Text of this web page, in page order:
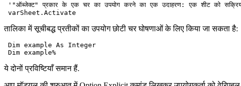
'"ऑब्जेक्ट" प्रकार के एक चर का उपयोग करने का एक उदाहरण: एक शीट को
तालिका में सूचीबद्ध प्रतीकों का उपयोग छोटी चर घोषणाओं के लिए किया जा सकता है:
Dim example As Integer
ये दोनों प्रविष्टियाँ समान हैं.